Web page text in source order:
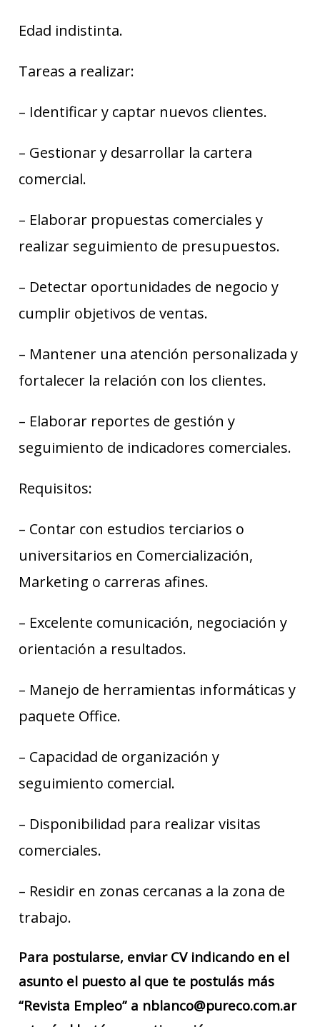
Edad indistinta.
Tareas a realizar:
– Identificar y captar nuevos clientes.
– Gestionar y desarrollar la cartera
comercial.
– Elaborar propuestas comerciales y
realizar seguimiento de presupuestos.
– Detectar oportunidades de negocio y
cumplir objetivos de ventas.
– Mantener una atención personalizada y
fortalecer la relación con los clientes.
– Elaborar reportes de gestión y
seguimiento de indicadores comerciales.
Requisitos:
– Contar con estudios terciarios o
universitarios en Comercialización,
Marketing o carreras afines.
– Excelente comunicación, negociación y
orientación a resultados.
– Manejo de herramientas informáticas y
paquete Office.
– Capacidad de organización y
seguimiento comercial.
– Disponibilidad para realizar visitas
comerciales.
– Residir en zonas cercanas a la zona de
trabajo.
Para postularse, enviar CV indicando en el
asunto el puesto al que te postulás más
“Revista Empleo” a nblanco@pureco.com.ar